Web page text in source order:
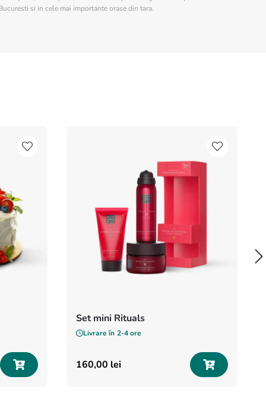
si in cele mai importante orase din tara.
Set mini Rituals
Livrare în 2-4 ore
160,00 lei